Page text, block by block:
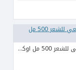
ماسك كيراتين طبيعي للشعر 500 مل اوكاي